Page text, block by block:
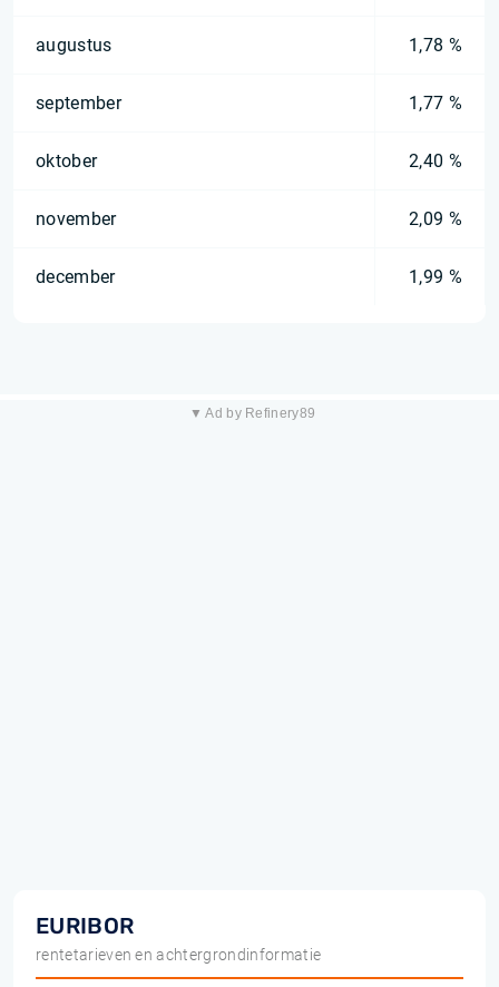
augustus 1,78 %
september 1,77 %
oktober 2,40 %
november 2,09 %
december 1,99 %
▼ Ad by Refinery89
EURIBOR
rentetarieven en achtergrondinformatie